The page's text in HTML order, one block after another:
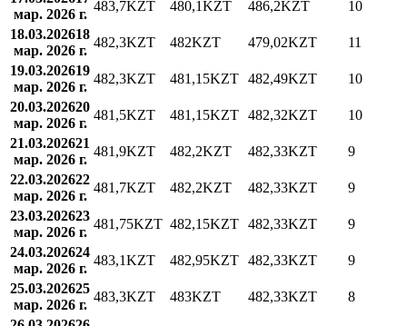
мар. 2026 г.
483,7KZT 480,1KZT 486,2KZT
10
18.03.202618
мар. 2026 г.
482,3KZT 482KZT 479,02KZT
11
19.03.202619
мар. 2026 г.
482,3KZT 481,15KZT 482,49KZT
10
20.03.202620
мар. 2026 г.
481,5KZT 481,15KZT 482,32KZT
10
21.03.202621
мар. 2026 г.
481,9KZT 482,2KZT 482,33KZT
9
22.03.202622
мар. 2026 г.
481,7KZT 482,2KZT 482,33KZT
9
23.03.202623
мар. 2026 г.
481,75KZT 482,15KZT 482,33KZT
9
24.03.202624
мар. 2026 г.
483,1KZT 482,95KZT 482,33KZT
9
25.03.202625
мар. 2026 г.
483,3KZT 483KZT 482,33KZT
8